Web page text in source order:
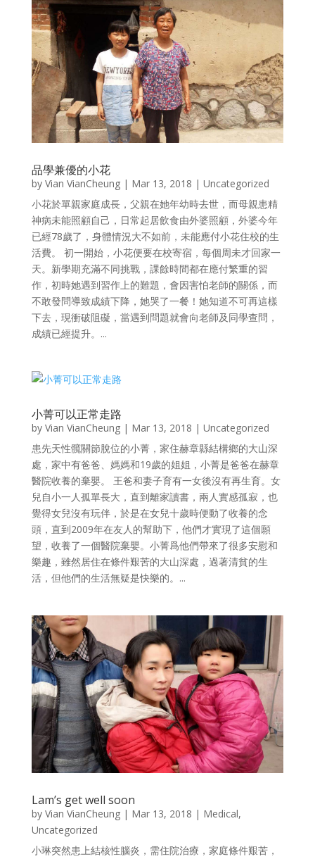
品學兼優的小花
by Vian VianCheung| Mar 13, 2018 | Uncategorized
小花於單親家庭成長，父親在她年幼時去世，而母親患精
神病未能照顧自己，日常起居飲食由外婆照顧，外婆今年
已經78歲了，身體情況大不如前，未能應付小花住校的生
活費。 初一開始，小花便要在校寄宿，每個周未才回家一
天。新學期充滿不同挑戰，課餘時間都在應付繁重的習
作，初時她遇到習作上的難題，會因害怕老師的關係，而
不敢發問導致成績下降，她哭了一餐！她知道不可再這樣
下去，現衝破阻礙，當遇到問題就會向老師及同學查問，
成績已經提升。...
小菁可以正常走路
by Vian VianCheung| Mar 13, 2018 | Uncategorized
患先天性髖關節脫位的小菁，家住赫章縣結構鄉的大山深
處，家中有爸爸、媽媽和19歲的姐姐，小菁是爸爸在赫章
醫院收養的棄嬰。 王爸和妻子育有一女後沒有再生育。女
兒自小一人孤單長大，直到離家讀書，兩人實感孤寂，也
覺得女兒沒有玩伴，於是在女兒十歲時便動了收養的念
頭，直到2009年在友人的幫助下，他們才實現了這個願
望，收養了一個醫院棄嬰。小菁爲他們帶來了很多安慰和
樂趣，雖然居住在條件艱苦的大山深處，過著清貧的生
活，但他們的生活無疑是快樂的。...
Lam’s get well soon
by Vian VianCheung| Mar 13, 2018 | Medical,
Uncategorized
小琳突然患上結核性腦炎，需住院治療，家庭條件艱苦，